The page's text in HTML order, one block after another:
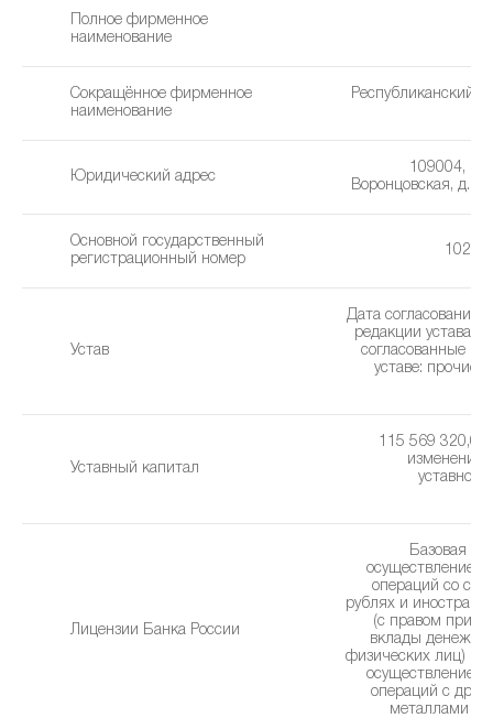
Полное фирменное
наименование
Сокращённое фирменное
наименование
Республиканский
Юридический адрес
109004, г.
Воронцовская, д.
Основной государственный
регистрационный номер
Устав
Дата согласования
редакции устава:
cогласованные
уставe: прочие
Уставный капитал
115 569 320,00
изменения
уставного
Лицензии Банка России
Базовая
осуществление
операций со
рублях и
(с правом
вклады
физических лиц)
осуществление
операций с
металлами